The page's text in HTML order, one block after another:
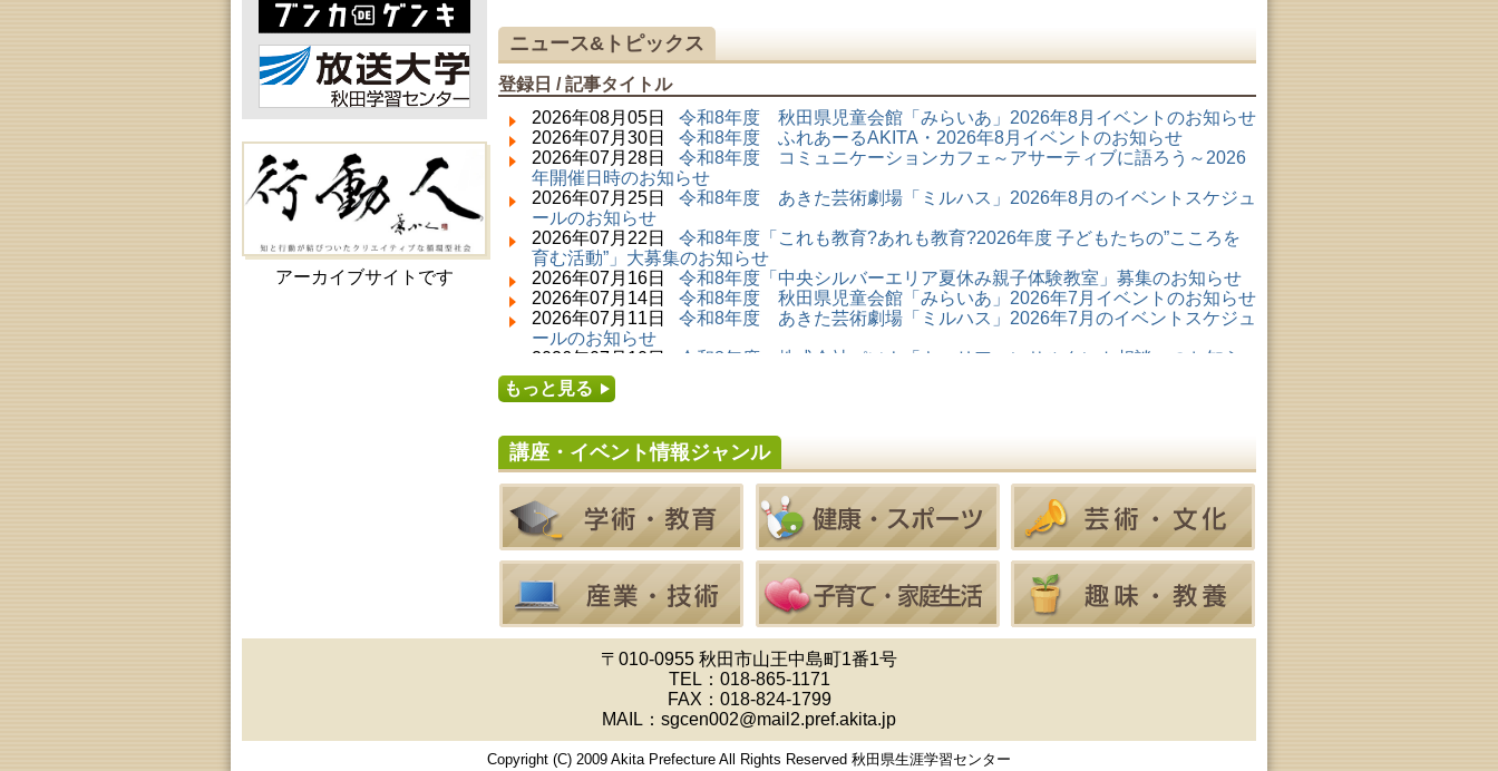
アーカイブサイトです
2026年06月02日 ～ 2026年11月30日 (秋田市)
令和8年度前期「かぞくぶっくぱっく」
2026年06月06日 ～ 2026年10月17日 (秋田市)
令和8年度 あきたスマートカレッジD講座「防
災講座～自助力と共助力を高める～」
2026年06月27日 ～ 2026年09月05日 (秋田市)
令和8年度 あきたスマートカレッジB講座「熟
議ファシリテーター講座 ～熟議をつくろう！
～」
2026年07月01日 ～ 2026年09月23日 (仙北市)
千葉克介写真展 ～自然の息吹～
2026年07月11日 ～ 2026年08月30日 (秋田市)
特別展「わけあって絶滅しました。展」
2026年07月14日 ～ 2026年08月23日 (秋田市)
子どもの読書活動推進事業「夏休みは図書館へ
行こう－みんなの読みたい！知りたい！学びた
い！をお手伝いします－」（資料展示）
美郷町学友館特別展「加藤明見 森に生きるツキ
音と会話を楽しむ朝の図書館
2026年08月01日 ～ 2026年08月23日 (秋田市)
乳幼児・青少年教育「図書館クイズラリー」
2026年08月01日 ～ 2026年09月23日 (秋田市)
おかえりなさい！佐竹本三十六歌仙絵とゆかり
の名品
清澄コレクション未公開絵画展
2026年08月01日 ～ 2026年09月23日 (秋田市)
佐竹氏の名宝、雄大なる歴史を想う～武と雅～
2026年08月01日 ～ 2026年08月30日 (秋田市)
乳幼児・青少年教育「夏休み資料展示」
2026年08月01日 ～ 2026年08月25日 (秋田市)
工房雑がみランド2026
2026年08月01日 ～ 2026年08月23日 (秋田市)
子どもの読書活動推進事業「夏休みは図書館へ
ニュース&トピックス
登録日 / 記事タイトル
2026年08月05日 令和8年度 秋田県児童会館「みらいあ」2026年8月イベントのお知らせ
2026年07月30日 令和8年度 ふれあーるAKITA・2026年8月イベントのお知らせ
2026年07月28日 令和8年度 コミュニケーションカフェ～アサーティブに語ろう～2026
年開催日時のお知らせ
2026年07月25日 令和8年度 あきた芸術劇場「ミルハス」2026年8月のイベントスケジュ
ールのお知らせ
2026年07月22日 令和8年度「これも教育?あれも教育?2026年度 子どもたちの”こころを
育む活動”」大募集のお知らせ
2026年07月16日 令和8年度「中央シルバーエリア夏休み親子体験教室」募集のお知らせ
2026年07月14日 令和8年度 秋田県児童会館「みらいあ」2026年7月イベントのお知らせ
2026年07月11日 令和8年度 あきた芸術劇場「ミルハス」2026年7月のイベントスケジュ
ールのお知らせ
2026年07月10日
令和8年度 株式会社パソナ「キャリアコンサルタント相談」のお知ら
せ
2026年07月10日
もっと見る
講座・イベント情報ジャンル
〒010-0955 秋田市山王中島町1番1号
TEL： 018-865-1171
FAX：018-824-1799
MAIL：sgcen002@mail2.pref.akita.jp
Copyright (C) 2009 Akita Prefecture All Rights Reserved 秋田県生涯学習センター